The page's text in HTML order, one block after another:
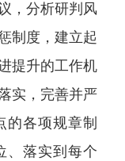
，分析研判风
制度，建立起
提升的工作机
实，完善并严
的各项规章制
、落实到每个